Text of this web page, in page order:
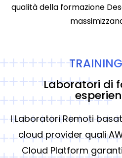
qualità della formazione
Laboratori di
I Laboratori Remoti
cloud provider quali
Cloud Platform